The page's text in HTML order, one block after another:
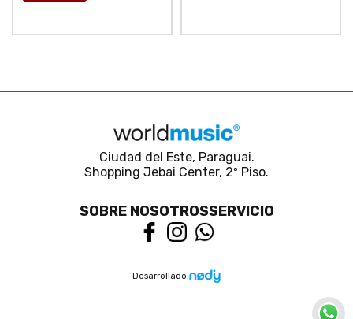
Ciudad del Este, Paraguai.
Shopping Jebai Center, 2º Piso.
SOBRE NOSOTROSSERVICIO
Desarrollado: